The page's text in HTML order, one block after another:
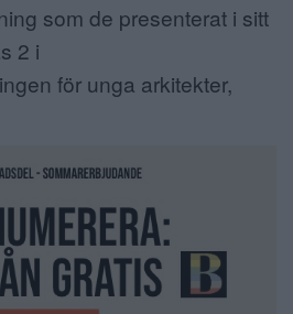
som de presenterat i sitt
2 i
för unga arkitekter,